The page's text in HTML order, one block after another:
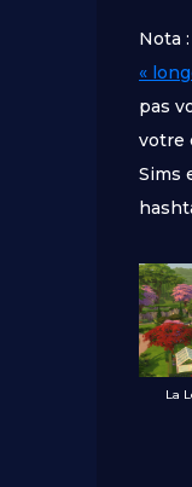
Nota
«
pas
votre
Sims
La